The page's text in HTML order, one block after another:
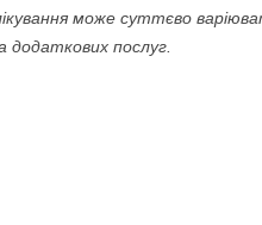
може суттєво
додаткових послуг.